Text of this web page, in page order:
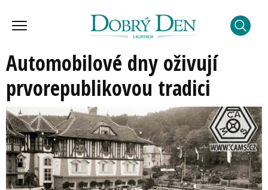
Automobilové dny oživují
prvorepublikovou tradici